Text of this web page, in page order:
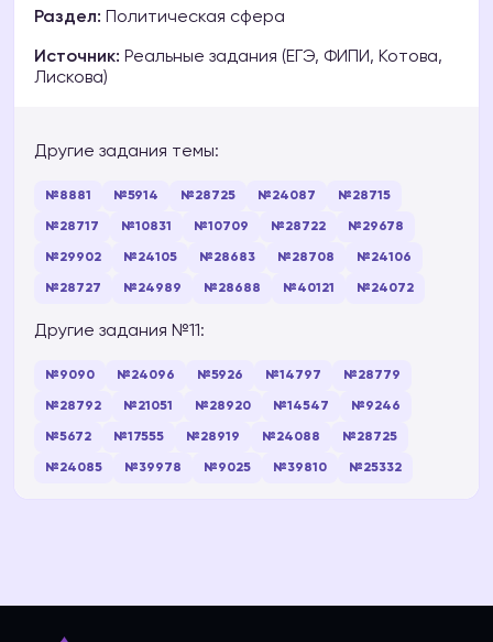
Раздел: Политическая сфера
Источник: Реальные задания (ЕГЭ, ФИПИ, Котова,
Лискова)
Другие задания темы:
№8881 №5914 №28725 №24087 №28715
№28717 №10831 №10709 №28722 №29678
№29902 №24105 №28683 №28708 №24106
№28727 №24989 №28688 №40121 №24072
Другие задания №11:
№9090 №24096 №5926 №14797 №28779
№28792 №21051 №28920 №14547 №9246
№5672 №17555 №28919 №24088 №28725
№24085 №39978 №9025 №39810 №25332